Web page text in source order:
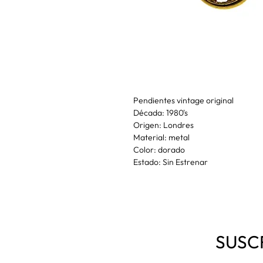
Pendientes vintage original
Década: 1980's
Origen: Londres
Material: metal
Color: dorado
Estado: Sin Estrenar